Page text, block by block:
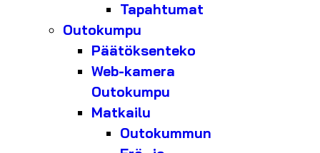
Tapahtumat
Outokumpu
Päätöksenteko
Web-kamera
Outokumpu
Matkailu
Outokummun